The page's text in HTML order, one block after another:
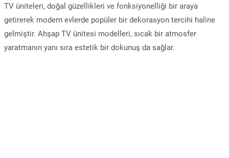
TV üniteleri, doğal güzellikleri ve fonksiyonelliği bir araya
getirerek modern evlerde popüler bir dekorasyon tercihi haline
gelmiştir. Ahşap TV ünitesi modelleri, sıcak bir atmosfer
yaratmanın yanı sıra estetik bir dokunuş da sağlar.